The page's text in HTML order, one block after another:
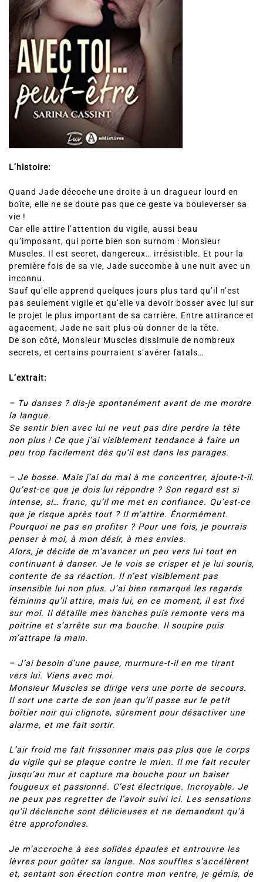
L’histoire:
Quand Jade décoche une droite à un dragueur lourd en
boîte, elle ne se doute pas que ce geste va bouleverser sa
vie !
Car elle attire l’attention du vigile, aussi beau
qu’imposant, qui porte bien son surnom : Monsieur
Muscles. Il est secret, dangereux… irrésistible. Et pour la
première fois de sa vie, Jade succombe à une nuit avec un
inconnu.
Sauf qu’elle apprend quelques jours plus tard qu’il n’est
pas seulement vigile et qu’elle va devoir bosser avec lui sur
le projet le plus important de sa carrière. Entre attirance et
agacement, Jade ne sait plus où donner de la tête.
De son côté, Monsieur Muscles dissimule de nombreux
secrets, et certains pourraient s’avérer fatals…
L’extrait:
– Tu danses ? dis-je spontanément avant de me mordre
la langue.
Se sentir bien avec lui ne veut pas dire perdre la tête
non plus ! Ce que j’ai visiblement tendance à faire un
peu trop facilement dès qu’il est dans les parages.
– Je bosse. Mais j’ai du mal à me concentrer, ajoute-t-il.
Qu’est-ce que je dois lui répondre ? Son regard est si
intense, si… franc, qu’il me met en confiance. Qu’est-ce
que je risque après tout ? Il m’attire. Énormément.
Pourquoi ne pas en profiter ? Pour une fois, je pourrais
penser à moi, à mon désir, à mes envies.
Alors, je décide de m’avancer un peu vers lui tout en
continuant à danser. Je le vois se crisper et je lui souris,
contente de sa réaction. Il n’est visiblement pas
insensible lui non plus. J’ai bien remarqué les regards
féminins qu’il attire, mais lui, en ce moment, il est fixé
sur moi. Il détaille mes hanches puis remonte vers ma
poitrine et s’arrête sur ma bouche. Il soupire puis
m’attrape la main.
– J’ai besoin d’une pause, murmure-t-il en me tirant
vers lui. Viens avec moi.
Monsieur Muscles se dirige vers une porte de secours.
Il sort une carte de son jean qu’il passe sur le petit
boîtier noir qui clignote, sûrement pour désactiver une
alarme, et me fait sortir.
L’air froid me fait frissonner mais pas plus que le corps
du vigile qui se plaque contre le mien. Il me fait reculer
jusqu’au mur et capture ma bouche pour un baiser
fougueux et passionné. C’est électrique. Incroyable. Je
ne peux pas regretter de l’avoir suivi ici. Les sensations
qu’il déclenche sont délicieuses et ne demandent qu’à
être approfondies.
Je m’accroche à ses solides épaules et entrouvre les
lèvres pour goûter sa langue. Nos souffles s’accélèrent
et, sentant son érection contre mon ventre, je gémis, de